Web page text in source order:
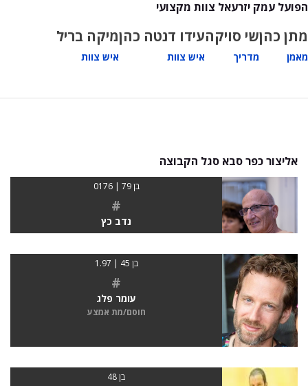
הפועל עמק יזרעאל צוות מקצועי
מתן כהן
מאמן
שי סויקה
מדריך
עידו דנטה כהן
איש צוות
מיקה בריל
איש צוות
אליצור כפר סבא סגל הקבוצה
בן 79 | 0176
#
נדב כץ
בן 45 | 1.97
#
עומר פלג
חוסם/מת אמצע
בן 48